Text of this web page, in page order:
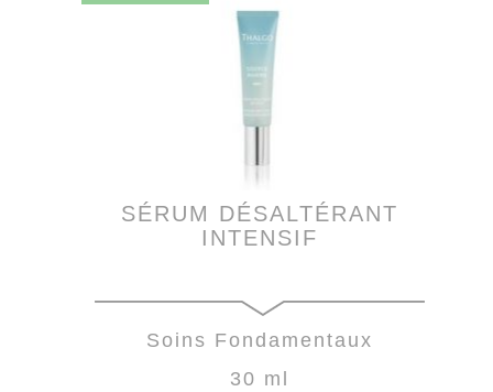
SÉRUM DÉSALTÉRANT
INTENSIF
Soins Fondamentaux
30 ml